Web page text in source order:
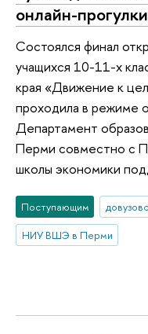
онлайн-
Состоялся финал
учащихся 10-11-х
края «Движение к
проходила в режиме
Департамент
Перми совместно с
школы экономики
Поступающим
НИУ ВШЭ в Перми